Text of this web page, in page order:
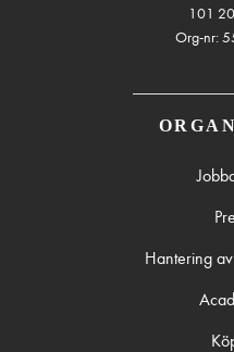
101
Org-nr:
Hantering